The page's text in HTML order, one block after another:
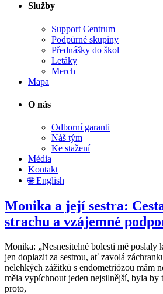
Služby
Support Centrum
Podpůrné skupiny
Přednášky do škol
Letáky
Merch
Mapa
O nás
Odborní garanti
Náš tým
Ke stažení
Média
Kontakt
🌐 English
Monika a její sestra:
strachu a vzájemné
Monika: „Nesnesitelné bolesti mě poslaly
jen doplazit za sestrou, ať zavolá
nelehkých zážitků s endometriózou mám
měla vypíchnout jeden nejsilnější, byla by
proto,